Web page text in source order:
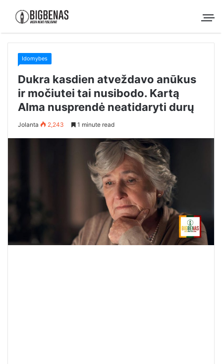
Idomybes
Dukra kasdien atveždavo anūkus
ir močiutei tai nusibodo. Kartą
Alma nusprendė neatidaryti durų
Jolanta 2,243 1 minute read